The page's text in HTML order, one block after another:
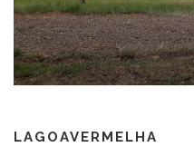
LAGOAVERMELHA